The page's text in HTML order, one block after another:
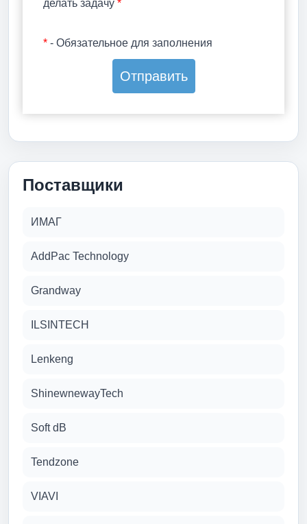
делать задачу *
* - Обязательное для заполнения
Поставщики
ИМАГ
AddPac Technology
Grandway
ILSINTECH
Lenkeng
ShinewnewayTech
Soft dB
Tendzone
VIAVI